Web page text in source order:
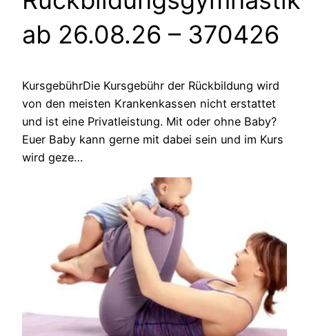
ab 26.08.26 – 370426
KursgebührDie Kursgebühr der Rückbildung wird
von den meisten Krankenkassen nicht erstattet
und ist eine Privatleistung. Mit oder ohne Baby?
Euer Baby kann gerne mit dabei sein und im Kurs
wird geze…